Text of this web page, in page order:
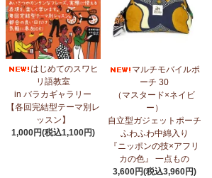
はじめてのスワヒ
リ語教室
in バラカギャラリー
【各回完結型テーマ別レ
ッスン】
1,000円(税込1,100円)
マルチモバイルポ
ーチ 30
（マスタード×ネイビ
ー）
自立型ガジェットポーチ
ふわふわ中綿入り
『ニッポンの技×アフリ
カの色』 一点もの
3,600円(税込3,960円)